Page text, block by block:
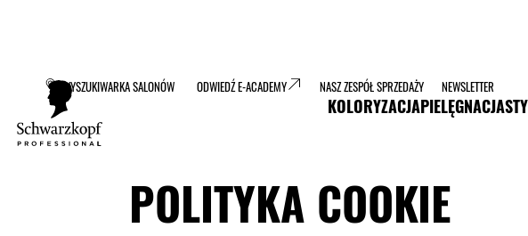
KOLORYZACJAPIELĘGNACJA
WYSZUKIWARKA SALONÓW ODWIEDŹ E-ACADEMY NASZ ZESPÓŁ SPRZEDAŻY NEWSLETTER
POLITYKA COOKIE